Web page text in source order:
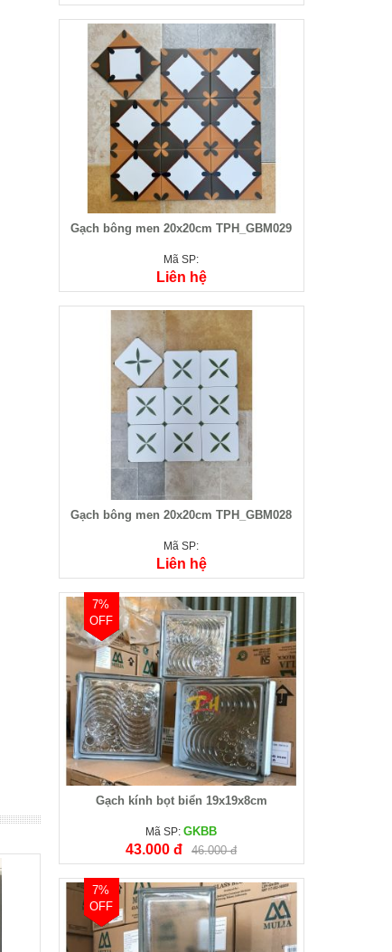
Gạch bông men 20x20cm TPH_GBM029
Mã SP:
Liên hệ
Gạch bông men 20x20cm TPH_GBM028
Mã SP:
Liên hệ
7%
OFF
Gạch kính bọt biển 19x19x8cm
Mã SP:GKBB
43.000 đ 46.000 đ
7%
OFF